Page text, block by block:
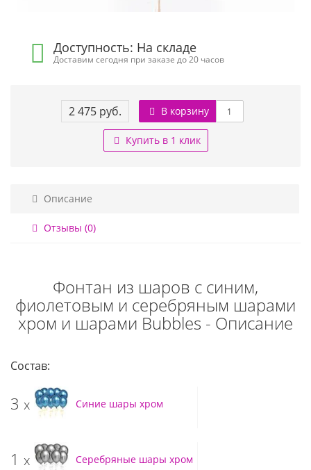
Доступность: На складе
Доставим сегодня при заказе до 20 часов
2 475 руб. В корзину
Купить в 1 клик
Описание
Отзывы (0)
Фонтан из шаров с синим,
фиолетовым и серебряным шарами
хром и шарами Bubbles - Описание
Состав:
3 x Синие шары хром
1 x Серебряные шары хром